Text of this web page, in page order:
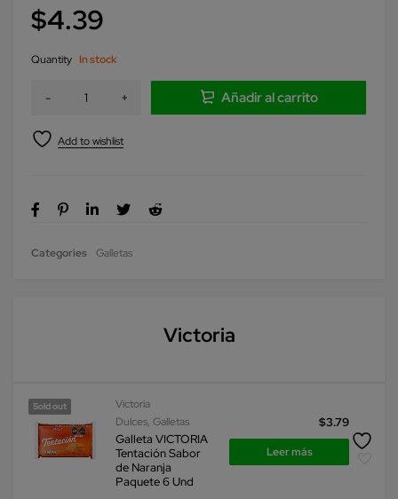
Victoria
Sold out
Victoria
Dulces,Galletas
Galleta VICTORIA
Tentación Sabor
de Naranja
Paquete 6 Und
$3.79
Leer más
$4.39
Quantity In stock
Añadir al carrito
Categories Galletas